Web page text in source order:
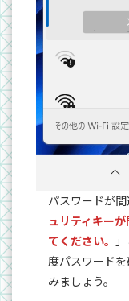
パスワードが
ュリティキー
てください。
度パスワード
みましょう。